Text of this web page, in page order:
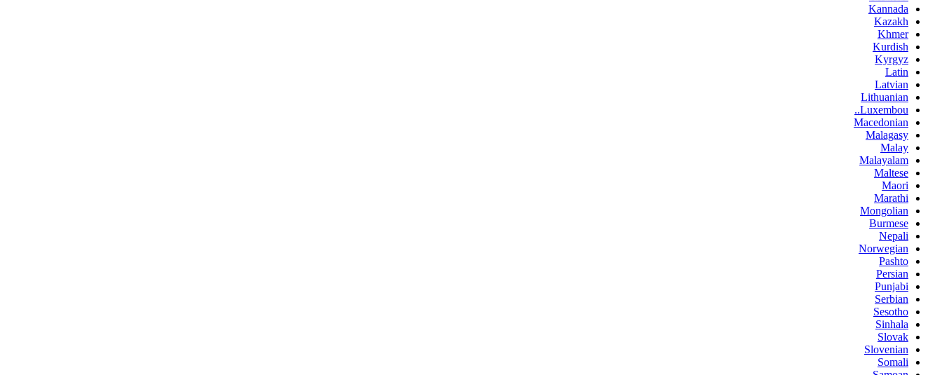
Kannada
Kazakh
Khmer
Kurdish
Kyrgyz
Latin
Latvian
Lithuanian
Luxembou..
Macedonian
Malagasy
Malay
Malayalam
Maltese
Maori
Marathi
Mongolian
Burmese
Nepali
Norwegian
Pashto
Persian
Punjabi
Serbian
Sesotho
Sinhala
Slovak
Slovenian
Somali